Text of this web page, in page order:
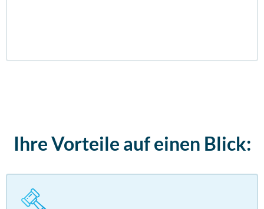
Ihre Vorteile auf einen Blick: